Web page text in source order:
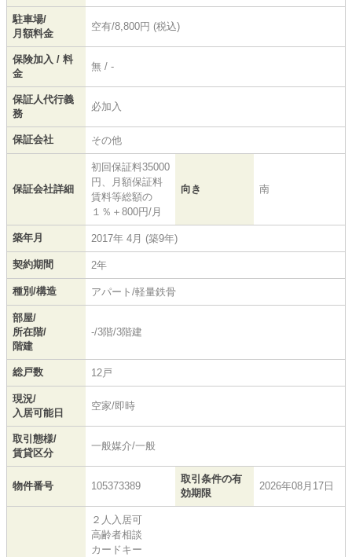
駐車場/
月額料金
空有/8,800円 (税込)
保険加入 / 料
金
無 / -
保証人代行義
務
必加入
保証会社 その他
保証会社詳細
初回保証料35000
円、月額保証料
賃料等総額の
１％＋800円/月
向き 南
築年月 2017年 4月 (築9年)
契約期間 2年
種別/構造 アパート/軽量鉄骨
部屋/
所在階/
階建
-/3階/3階建
総戸数 12戸
現況/
入居可能日
空家/即時
取引態様/
賃貸区分
一般媒介/一般
物件番号 105373389
取引条件の有
効期限
2026年08月17日
２人入居可
高齢者相談
カードキー